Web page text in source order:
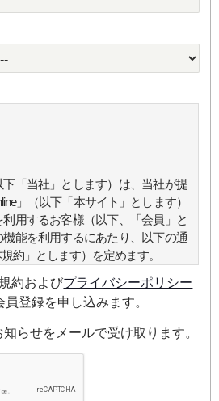
「当社」とします）は、当社が提
」（以下「本サイト」とします）
用するお客様（以下、「会員」と
能を利用するにあたり、以下の通
約」とします）を定めます。
）
するサービスについて規定したも
約およびプライバシーポリシー
登録を申し込みます。
らせをメールで受け取ります。